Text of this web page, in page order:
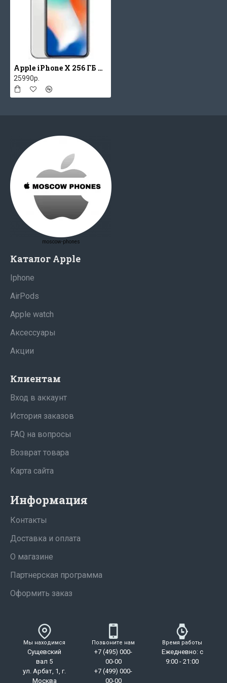
освещения. Изображение на дисплее выглядит
так, будто напечатано на бумаге, - естественно и
комфортно для глаз.
Apple iPhone X 256 ГБ Серебристый
25990р.
moscow-phones
Каталог Apple
Iphone
AirPods
Apple watch
Аксессуары
Акции
Клиентам
Вход в аккаунт
История заказов
FAQ на вопросы
Возврат товара
Карта сайта
Информация
Контакты
Доставка и оплата
О магазине
Партнерская программа
Оформить заказ
Мы находимся
Сущевский
вал 5
ул. Арбат, 1, г.
Москва
Позвоните нам
+7 (495) 000-
00-00
+7 (499) 000-
00-00
Время работы
Ежедневно: с
9:00 - 21:00